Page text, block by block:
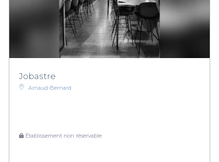
Jobastre
Arnaud-Bernard
Établissement non réservable